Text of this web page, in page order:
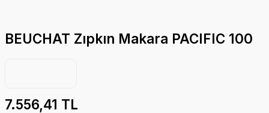
BEUCHAT Zıpkın Makara PACIFIC 100
7.556,41 TL